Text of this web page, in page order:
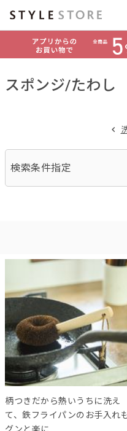
スポンジ/たわし
検索条件指定
柄つきだから熱いうちに洗え
て、鉄フライパンのお手入れ
グンと楽に